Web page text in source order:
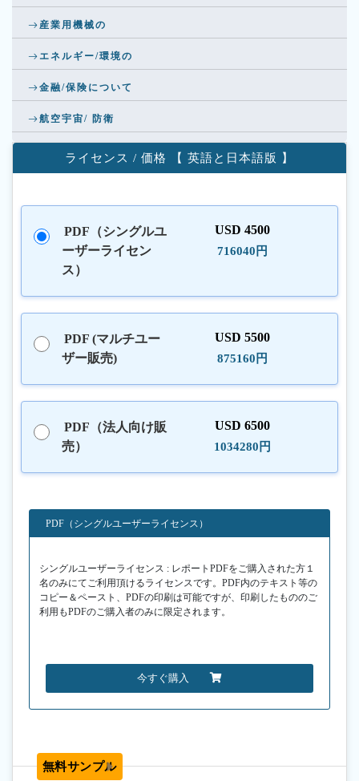
産業用機械の
エネルギー/環境の
金融/保険について
航空宇宙/ 防衛
ライセンス / 価格 【 英語と日本語版 】
PDF（シングルユ
ーザーライセン
ス）
USD 4500
716040円
PDF (マルチユー
ザー販売)
USD 5500
875160円
PDF（法人向け販
売）
USD 6500
1034280円
PDF（シングルユーザーライセンス）
シングルユーザーライセンス : レポートPDFをご購入された方１
名のみにてご利用頂けるライセンスです。PDF内のテキスト等の
コピー＆ペースト、PDFの印刷は可能ですが、印刷したもののご
利用もPDFのご購入者のみに限定されます。
今すぐ購入
無料サンプル